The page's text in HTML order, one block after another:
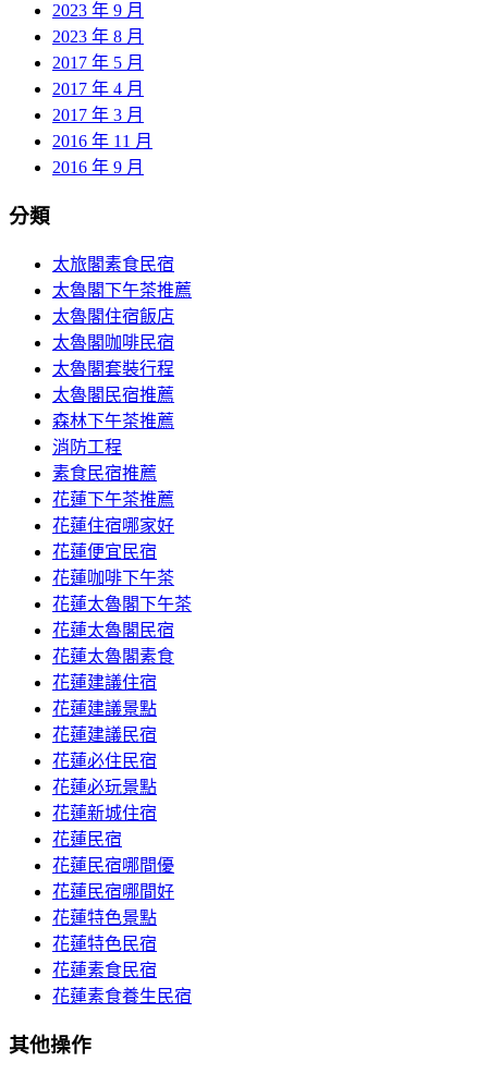
2023 年 9 月
2023 年 8 月
2017 年 5 月
2017 年 4 月
2017 年 3 月
2016 年 11 月
2016 年 9 月
分類
太旅閣素食民宿
太魯閣下午茶推薦
太魯閣住宿飯店
太魯閣咖啡民宿
太魯閣套裝行程
太魯閣民宿推薦
森林下午茶推薦
消防工程
素食民宿推薦
花蓮下午茶推薦
花蓮住宿哪家好
花蓮便宜民宿
花蓮咖啡下午茶
花蓮太魯閣下午茶
花蓮太魯閣民宿
花蓮太魯閣素食
花蓮建議住宿
花蓮建議景點
花蓮建議民宿
花蓮必住民宿
花蓮必玩景點
花蓮新城住宿
花蓮民宿
花蓮民宿哪間優
花蓮民宿哪間好
花蓮特色景點
花蓮特色民宿
花蓮素食民宿
花蓮素食養生民宿
其他操作